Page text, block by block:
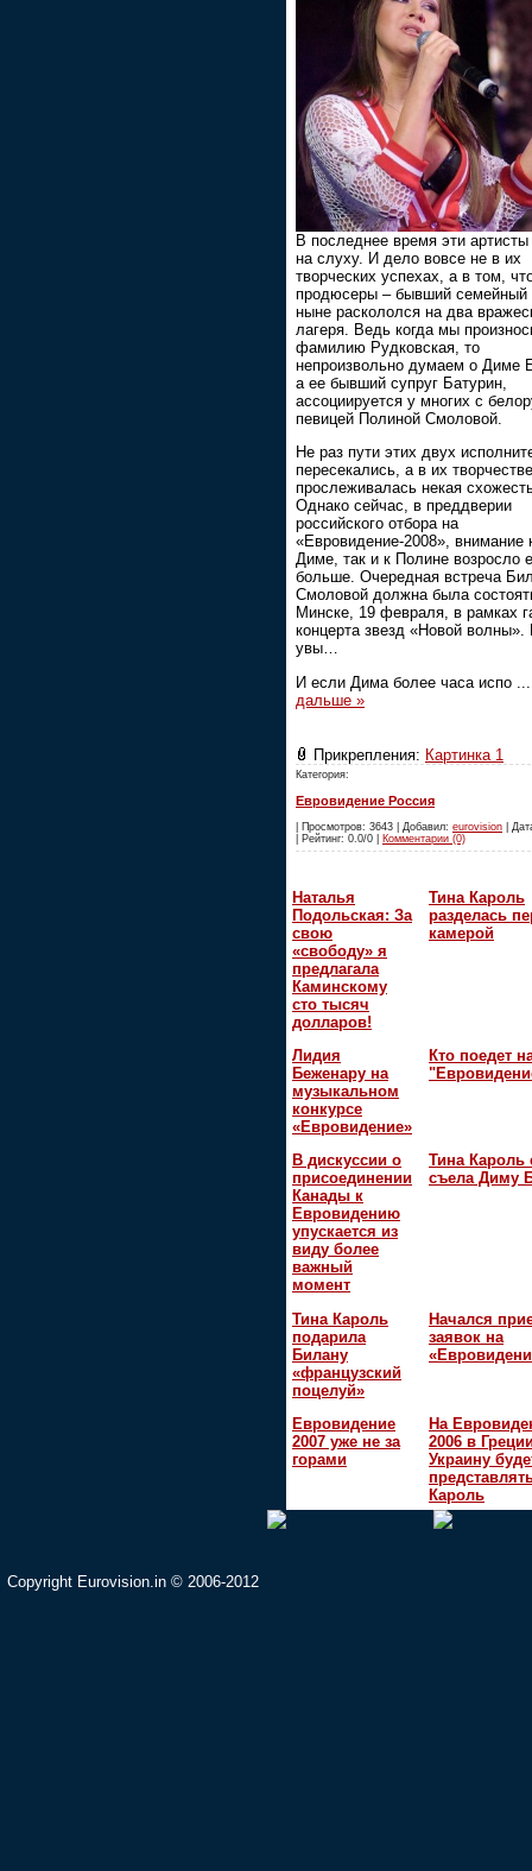
В последнее время эти артисты
на слуху. И дело вовсе не в их
творческих успехах, а в том,
продюсеры – бывший семейный
ныне раскололся на два
лагеря. Ведь когда мы
фамилию Рудковская, то
непроизвольно думаем о Диме
а ее бывший супруг Батурин,
ассоциируется у многих с
певицей Полиной Смоловой.
Не раз пути этих двух
пересекались, а в их творчестве
прослеживалась некая
Однако сейчас, в преддверии
российского отбора на
«Евровидение-2008», внимание
Диме, так и к Полине возросло
больше. Очередная встреча
Смоловой должна была
Минске, 19 февраля, в рамках
концерта звезд «Новой волны».
увы…
И если Дима более часа испо
дальше »
Прикрепления: Картинка 1
Категория:
Евровидение Россия
| Просмотров: 3643 | Добавил: eurovision |
| Рейтинг: 0.0/0 | Комментарии (0)
Наталья
Подольская: За
свою
«свободу» я
предлагала
Каминскому
сто тысяч
долларов!
Тина Кароль
разделась
камерой
Лидия
Беженару на
музыкальном
конкурсе
«Евровидение»
Кто поедет
В дискуссии о
присоединении
Канады к
Евровидению
упускается из
виду более
важный
момент
Тина Кароль
съела Диму
Тина Кароль
подарила
Билану
«французский
поцелуй»
Начался
заявок на
Евровидение
2007 уже не за
горами
На
2006 в
Украину
Кароль
Copyright Eurovision.in © 2006-2012